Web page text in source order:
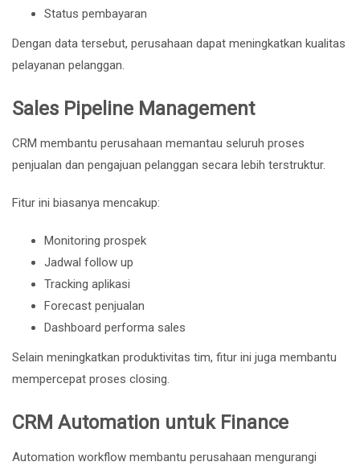
Status pembayaran
Dengan data tersebut, perusahaan dapat meningkatkan kualitas
pelayanan pelanggan.
Sales Pipeline Management
CRM membantu perusahaan memantau seluruh proses
penjualan dan pengajuan pelanggan secara lebih terstruktur.
Fitur ini biasanya mencakup:
Monitoring prospek
Jadwal follow up
Tracking aplikasi
Forecast penjualan
Dashboard performa sales
Selain meningkatkan produktivitas tim, fitur ini juga membantu
mempercepat proses closing.
CRM Automation untuk Finance
Automation workflow membantu perusahaan mengurangi